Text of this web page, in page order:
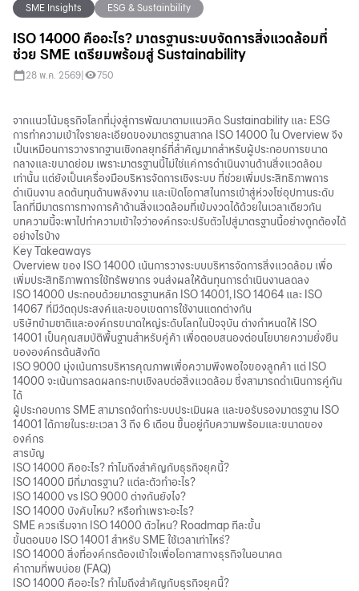
SME Insights ESG & Sustainbility
ISO 14000 คืออะไร? มาตรฐานระบบจัดการสิ่งแวดล้อมที่
ช่วย SME เตรียมพร้อมสู่ Sustainability
28 พ.ค. 2569 750
จากแนวโน้มธุรกิจโลกที่มุ่งสู่การพัฒนาตามแนวคิด Sustainability และ ESG
การทำความเข้าใจรายละเอียดของมาตรฐานสากล ISO 14000 ใน Overview จึง
เป็นเหมือนการวางรากฐานเชิงกลยุทธ์ที่สำคัญมากสำหรับผู้ประกอบการขนาด
กลางและขนาดย่อม เพราะมาตรฐานนี้ไม่ใช่แค่การดำเนินงานด้านสิ่งแวดล้อม
เท่านั้น แต่ยังเป็นเครื่องมือบริหารจัดการเชิงระบบ ที่ช่วยเพิ่มประสิทธิภาพการ
ดำเนินงาน ลดต้นทุนด้านพลังงาน และเปิดโอกาสในการเข้าสู่ห่วงโซ่อุปทานระดับ
โลกที่มีมาตรการทางการค้าด้านสิ่งแวดล้อมที่เข้มงวดได้ด้วยในเวลาเดียวกัน
บทความนี้จะพาไปทำความเข้าใจว่าองค์กรจะปรับตัวไปสู่มาตรฐานนี้อย่างถูกต้องได้
อย่างไรบ้าง
Key Takeaways
Overview ของ ISO 14000 เน้นการวางระบบบริหารจัดการสิ่งแวดล้อม เพื่อ
เพิ่มประสิทธิภาพการใช้ทรัพยากร จนส่งผลให้ต้นทุนการดำเนินงานลดลง
ISO 14000 ประกอบด้วยมาตรฐานหลัก ISO 14001, ISO 14064 และ ISO
14067 ที่มีวัตถุประสงค์และขอบเขตการใช้งานแตกต่างกัน
บริษัทข้ามชาติและองค์กรขนาดใหญ่ระดับโลกในปัจจุบัน ต่างกำหนดให้ ISO
14001 เป็นคุณสมบัติพื้นฐานสำหรับคู่ค้า เพื่อตอบสนองต่อนโยบายความยั่งยืน
ขององค์กรต้นสังกัด
ISO 9000 มุ่งเน้นการบริหารคุณภาพเพื่อความพึงพอใจของลูกค้า แต่ ISO
14000 จะเน้นการลดผลกระทบเชิงลบต่อสิ่งแวดล้อม ซึ่งสามารถดำเนินการคู่กัน
ได้
ผู้ประกอบการ SME สามารถจัดทำระบบประเมินผล และขอรับรองมาตรฐาน ISO
14001 ได้ภายในระยะเวลา 3 ถึง 6 เดือน ขึ้นอยู่กับความพร้อมและขนาดของ
องค์กร
สารบัญ
ISO 14000 คืออะไร? ทำไมถึงสำคัญกับธุรกิจยุคนี้?
ISO 14000 มีกี่มาตรฐาน? แต่ละตัวทำอะไร?
ISO 14000 vs ISO 9000 ต่างกันยังไง?
ISO 14000 บังคับไหม? หรือทำเพราะอะไร?
SME ควรเริ่มจาก ISO 14000 ตัวไหน? Roadmap ทีละขั้น
ขั้นตอนขอ ISO 14001 สำหรับ SME ใช้เวลาเท่าไหร่?
ISO 14000 สิ่งที่องค์กรต้องเข้าใจเพื่อโอกาสทางธุรกิจในอนาคต
คำถามที่พบบ่อย (FAQ)
ISO 14000 คืออะไร? ทำไมถึงสำคัญกับธุรกิจยุคนี้?